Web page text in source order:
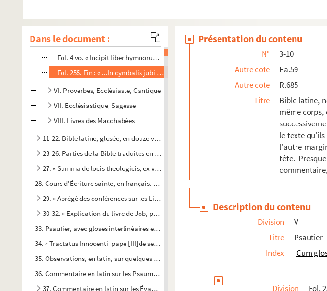
Dans le document :
IV. Job
V. Psautier
Fol. 4 vo. « Incipit liber hymnorum vel soliloquio rum prophete David, de Christo. Beatus
Fol. 255. Fin : « ...In cymbalis jubilationis ; omnis spiritus laudet Dominum. » — Suivent les
VI. Proverbes, Ecclésiaste, Cantique
VII. Ecclésiastique, Sagesse
VIII. Livres des Macchabées
11-22. Bible latine, glosée, en douze volumes, dont les formats varient ; contenant presque
23-26. Parties de la Bible traduites en hébreu. — Quatre volumes
27. « Summa de locis theologicis, ex variis auctoribus praesertim aleotericis collecta a R. P.
28. Cours d'Écriture sainte, en français. — L'auteur, ou plutôt le professeur, étudie le Pentateuque ;
29. « Abrégé des conférences sur les Livres des Rois, faites depuis 1722 jusqu'en 1725. Les
30-32. « Explication du livre de Job, par M. l'abbé d'Asset, docteur de Sorbonne. » — Trois
33. Psautier, avec gloses interlinéaires et marginales
34. « Tractatus Innocentii pape [III]de septem penitentialibus psalmis incipit. » — Commencement
35. Observations, en latin, sur quelques passages du Pentateuque et du livre de Job ; suivies d'un
36. Commentaire en latin sur les Psaumes. — Ce volume fait suite au précédent, lettres E — P : «
37. Commentaire en latin sur les Évangiles, par matières disposées alphabétiquement : «
Présentation du contenu
N°
3-10
Autre cote
Ea.59
Autre cote
R.685
Titre
Bible latine,
même
le texte
l'autre
tête.
Description du contenu
Division
V
Titre
Psautier
Index
Cum
Division Fol.